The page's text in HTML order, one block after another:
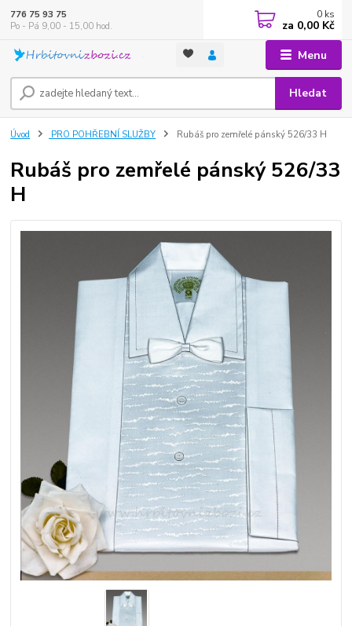
Menu
Hledat
776 75 93 75
Po - Pá 9,00 - 15,00 hod.
0 ks
za 0,00 Kč
Úvod PRO POHŘEBNÍ SLUŽBY Rubáš pro zemřelé pánský 526/33 H
Rubáš pro zemřelé pánský 526/33
H